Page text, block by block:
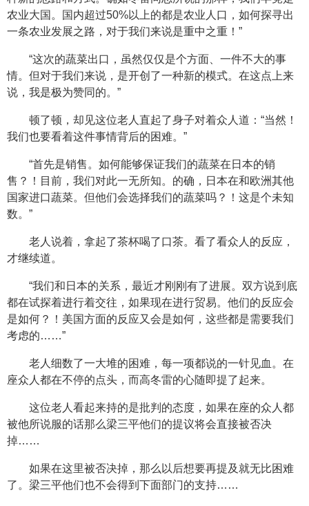
农业大国。国内超过50%以上的都是农业人口，如何探寻出
一条农业发展之路，对于我们来说是重中之重！”
“这次的蔬菜出口，虽然仅仅是个方面、一件不大的事
情。但对于我们来说，是开创了一种新的模式。在这点上来
说，我是极为赞同的。”
顿了顿，却见这位老人直起了身子对着众人道：“当然！
我们也要看着这件事情背后的困难。”
“首先是销售。如何能够保证我们的蔬菜在日本的销
售？！目前，我们对此一无所知。的确，日本在和欧洲其他
国家进口蔬菜。但他们会选择我们的蔬菜吗？！这是个未知
数。”
老人说着，拿起了茶杯喝了口茶。看了看众人的反应，
才继续道。
“我们和日本的关系，最近才刚刚有了进展。双方说到底
都在试探着进行着交往，如果现在进行贸易。他们的反应会
是如何？！美国方面的反应又会是如何，这些都是需要我们
考虑的……”
老人细数了一大堆的困难，每一项都说的一针见血。在
座众人都在不停的点头，而高冬雷的心随即提了起来。
这位老人看起来持的是批判的态度，如果在座的众人都
被他所说服的话那么梁三平他们的提议将会直接被否决
掉……
如果在这里被否决掉，那么以后想要再提及就无比困难
了。梁三平他们也不会得到下面部门的支持……